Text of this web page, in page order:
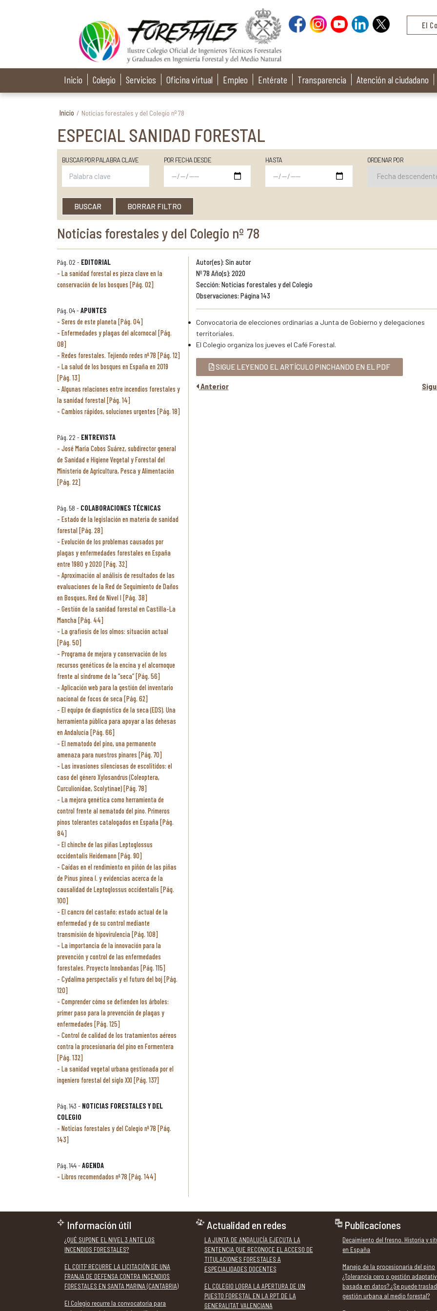
El
Inicio Colegio Servicios Oficina virtual Empleo Entérate Transparencia Atención al ciudadano
Inicio / Noticias forestales y del Colegio nº 78
ESPECIAL SANIDAD FORESTAL
BUSCAR POR PALABRA CLAVE POR FECHA DESDE HASTA ORDENAR POR
BUSCAR BORRAR FILTRO
Noticias forestales y del Colegio nº 78
Pág. 02 - EDITORIAL
La sanidad forestal es pieza clave en la
conservación de los bosques [Pág. 02]
Pág. 04 - APUNTES
Seres de este planeta [Pág. 04]
Enfermedades y plagas del alcornocal [Pág.
08]
Redes forestales. Tejiendo redes nº 78 [Pág. 12]
La salud de los bosques en España en 2019
[Pág. 13]
Algunas relaciones entre incendios forestales y
la sanidad forestal [Pág. 14]
Cambios rápidos, soluciones urgentes [Pág. 18]
Pág. 22 - ENTREVISTA
José María Cobos Suárez, subdirector general
de Sanidad e Higiene Vegetal y Forestal del
Ministerio de Agricultura, Pesca y Alimentación
[Pág. 22]
Pág. 58 - COLABORACIONES TÉCNICAS
Estado de la legislación en materia de sanidad
forestal [Pág. 28]
Evolución de los problemas causados por
plagas y enfermedades forestales en España
entre 1980 y 2020 [Pág. 32]
Aproximación al análisis de resultados de las
evaluaciones de la Red de Seguimiento de Daños
en Bosques, Red de Nivel I [Pág. 38]
Gestión de la sanidad forestal en Castilla-La
Mancha [Pág. 44]
La grafiosis de los olmos: situación actual
[Pág. 50]
Programa de mejora y conservación de los
recursos genéticos de la encina y el alcornoque
frente al síndrome de la “seca” [Pág. 56]
Aplicación web para la gestión del inventario
nacional de focos de seca [Pág. 62]
El equipo de diagnóstico de la seca (EDS). Una
herramienta pública para apoyar a las dehesas
en Andalucía [Pág. 66]
El nematodo del pino, una permanente
amenaza para nuestros pinares [Pág. 70]
Las invasiones silenciosas de escolítidos: el
caso del género Xylosandrus (Coleoptera,
Curculionidae, Scolytinae) [Pág. 78]
La mejora genética como herramienta de
control frente al nematodo del pino. Primeros
pinos tolerantes catalogados en España [Pág.
84]
El chinche de las piñas Leptoglossus
occidentalis Heidemann [Pág. 90]
Caídas en el rendimiento en piñón de las piñas
de Pinus pinea l. y evidencias acerca de la
causalidad de Leptoglossus occidentalis [Pág.
100]
El cancro del castaño: estado actual de la
enfermedad y de su control mediante
transmisión de hipovirulencia [Pág. 108]
La importancia de la innovación para la
prevención y control de las enfermedades
forestales. Proyecto Innobandas [Pág. 115]
Cydalima perspectalis y el futuro del boj [Pág.
120]
Comprender cómo se defienden los árboles:
primer paso para la prevención de plagas y
enfermedades [Pág. 125]
Control de calidad de los tratamientos aéreos
contra la procesionaria del pino en Formentera
[Pág. 132]
La sanidad vegetal urbana gestionada por el
ingeniero forestal del siglo XXI [Pág. 137]
Pág. 143 - NOTICIAS FORESTALES Y DEL
COLEGIO
Noticias forestales y del Colegio nº 78 [Pág.
143]
Pág. 144 - AGENDA
Libros recomendados nº 78 [Pág. 144]
Autor(es): Sin autor
Nº 78 Año(s): 2020
Sección: Noticias forestales y del Colegio
Observaciones: Página 143
Convocatoria de elecciones ordinarias a Junta de Gobierno y delegaciones
territoriales.
El Colegio organiza los jueves el Café Forestal.
SIGUE LEYENDO EL ARTÍCULO PINCHANDO EN EL PDF
Anterior
Información útil
¿QUÉ SUPONE EL NIVEL 3 ANTE LOS
INCENDIOS FORESTALES?
EL COITF RECURRE LA LICITACIÓN DE UNA
FRANJA DE DEFENSA CONTRA INCENDIOS
FORESTALES EN SANTA MARINA (CANTABRIA)
El Colegio recurre la convocatoria para
Actualidad en redes
LA JUNTA DE ANDALUCÍA EJECUTA LA
SENTENCIA QUE RECONOCE EL ACCESO DE
TITULACIONES FORESTALES A
ESPECIALIDADES DOCENTES
EL COLEGIO LOGRA LA APERTURA DE UN
PUESTO FORESTAL EN LA RPT DE LA
GENERALITAT VALENCIANA
Publicaciones
Decaimiento del fresno. Historia y
en España
Manejo de la procesionaria del pino
¿Tolerancia cero o gestión
basada en datos? ¿Se puede
gestión urbana al medio forestal?